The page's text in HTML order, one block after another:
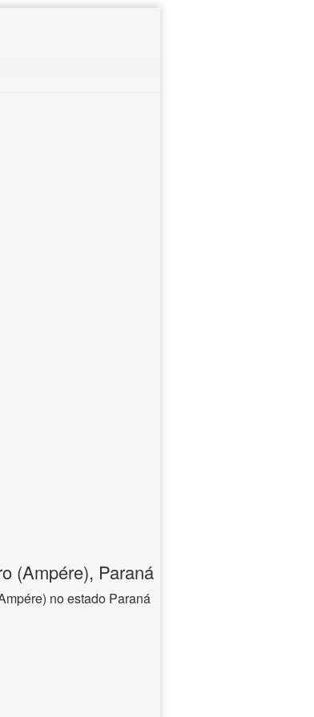
(Ampére), Paraná
no estado Paraná